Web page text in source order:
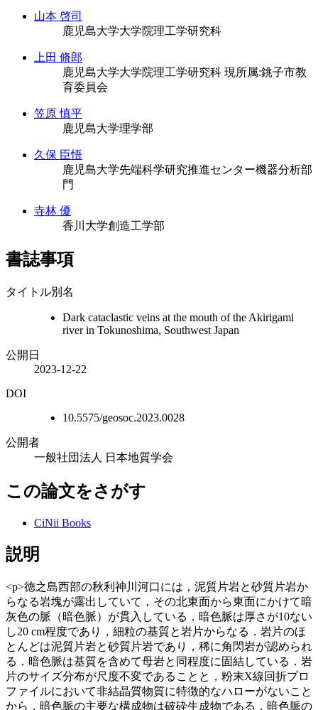
山本 啓司
鹿児島大学大学院理工学研究科
上田 脩郎
鹿児島大学大学院理工学研究科 現所属:銚子市教
育委員会
笠原 慎平
鹿児島大学理学部
久保 臣悟
鹿児島大学先端科学研究推進センター機器分析部
門
寺林 優
香川大学創造工学部
書誌事項
タイトル別名
Dark cataclastic veins at the mouth of the Akirigami
river in Tokunoshima, Southwest Japan
公開日
2023-12-22
DOI
10.5575/geosoc.2023.0028
公開者
一般社団法人 日本地質学会
この論文をさがす
CiNii Books
説明
<p>徳之島西部の秋利神川河口には，泥質片岩と砂質片岩か
らなる岩塊が露出していて，その北東面から東面にかけて暗
灰色の脈（暗色脈）が貫入している．暗色脈は厚さが10ない
し20 cm程度であり，細粒の基質と岩片からなる．岩片のほ
とんどは泥質片岩と砂質片岩であり，稀に角閃岩が認められ
る．暗色脈は基質を含めて母岩と同程度に固結している．岩
片のサイズ分布が尺度不変であることと，粉末X線回折プロ
ファイルにおいて非結晶質物質に特徴的なハローがないこと
から，暗色脈の主要な構成物は破砕生成物である．暗色脈の